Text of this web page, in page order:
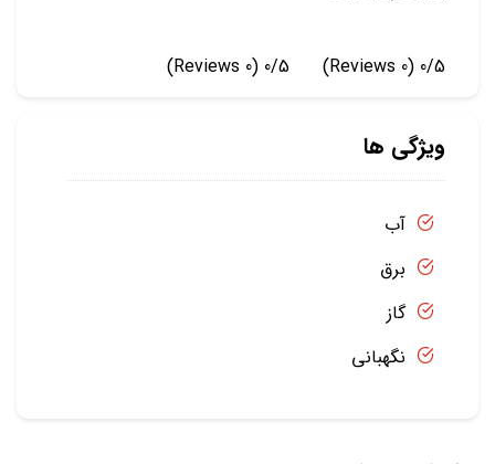
0/5
(0 Reviews)
0/5
(0 Reviews)
ویژگی ها
آب
برق
گاز
نگهبانی